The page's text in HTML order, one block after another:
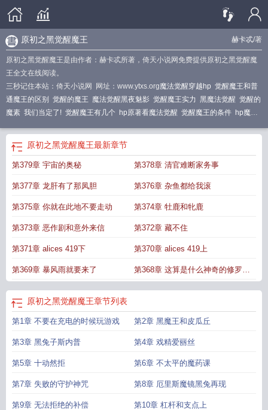
赫卡忒/著
原初之黑觉醒魔王
原初之黑觉醒魔王是由作者：赫卡忒所著，倚天小说网免费提供原初之黑觉醒魔
王全文在线阅读。
三秒记住本站：倚天小说网 网址：www.ytxs.org魔法觉醒穿越hp 觉醒魔王和普
通魔王的区别 觉醒的魔王 魔法觉醒黑夜魅影 觉醒魔王实力 黑魔法觉醒 觉醒的
魔素 我们当定了! 觉醒魔王有几个 hp原著看魔法觉醒 觉醒魔王的条件 hp魔法
魔王和魔王
觉醒hp/德哈 觉醒吧魔王
定了
定了! 赫卡忒hp黑化觉醒
原初之黑觉醒魔王最新章节
第379章 宇宙的奥秘 第378章 清官难断家务事
第377章 龙肝有了那凤胆 第376章 杂鱼都给我滚
第375章 你就在此地不要走动 第374章 牡鹿和牝鹿
第373章 恶作剧和意外来信 第372章 藏不住
第371章 alices 419下 第370章 alices 419上
第369章 暴风雨就要来了 第368章 这算是什么神奇的修罗场
啊
原初之黑觉醒魔王章节列表
第1章 不要在充电的时候玩游戏 第2章 黑魔王和皮瓜丘
第3章 黑兔子斯内普 第4章 戏精爱丽丝
第5章 十动然拒 第6章 不太平的魔药课
第7章 失败的守护神咒 第8章 厄里斯魔镜黑兔再现
第9章 无法拒绝的补偿 第10章 杠杆和支点上